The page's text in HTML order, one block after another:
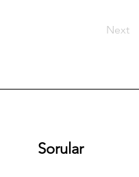
Next
Sorular